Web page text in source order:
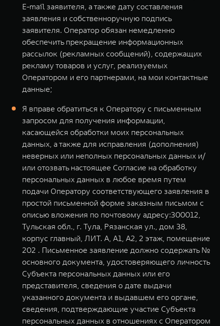
E-mail заявителя, а также дату составления
заявления и собственноручную подпись
заявителя. Оператор обязан немедленно
обеспечить прекращение информационных
рассылок (рекламных сообщений), содержащих
рекламу товаров и услуг, реализуемых
Оператором и его партнерами, на мои контактные
данные;
Я вправе обратиться к Оператору с письменным
запросом для получения информации,
касающейся обработки моих персональных
данных, а также для исправления (дополнения)
неверных или неполных персональных данных и/
или отозвать настоящее Согласие на обработку
персональных данных в любое время путем
подачи Оператору соответствующего заявления в
простой письменной форме заказным письмом с
описью вложения по почтовому адресу:300012,
Тульская обл., г. Тула, Рязанская ул., дом 38,
корпус главный, ЛИТ. А, А1, А2, 2 этаж, помещение
202 . Письменное заявление должно содержать №
основного документа, удостоверяющего личность
Субъекта персональных данных или его
представителя, сведения о дате выдачи
указанного документа и выдавшем его органе,
сведения, подтверждающие участие Субъекта
персональных данных в отношениях с Оператором